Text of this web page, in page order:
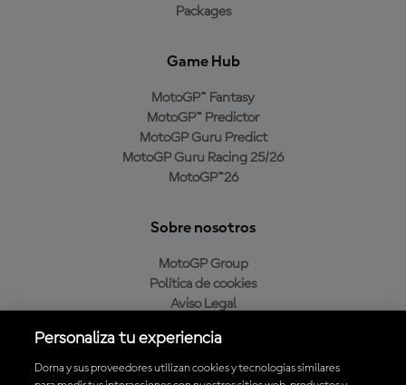
Packages
Game Hub
MotoGP™ Fantasy
MotoGP™ Predictor
MotoGP Guru Predict
MotoGP Guru Racing 25/26
MotoGP™26
Sobre nosotros
MotoGP Group
Política de cookies
Aviso Legal
Política de compra
Personaliza tu experiencia
Dorna y sus proveedores utilizan cookies y tecnologías similares